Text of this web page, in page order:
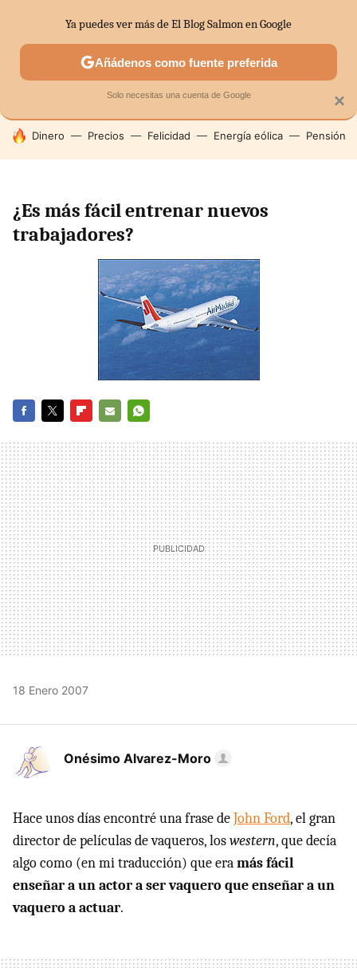
SECTORES ECONOMÍA DOMÉSTICA MERCADOS
HOY SE HABLA DE
Dinero Precios Felicidad Energía eólica Pensión
¿Es más fácil entrenar nuevos
trabajadores?
MAIL
18 Enero 2007
Onésimo Alvarez-Moro
Hace unos días encontré una frase deJohn Ford, el gran
director de películas de vaqueros, loswestern, que decía
algo como (en mi traducción) que eramás fácil
enseñar a un actor a ser vaquero que enseñar a un
vaquero a actuar.
×
Ya puedes ver más de El Blog Salmon en Google
Añádenos como fuente preferida
Solo necesitas una cuenta de Google